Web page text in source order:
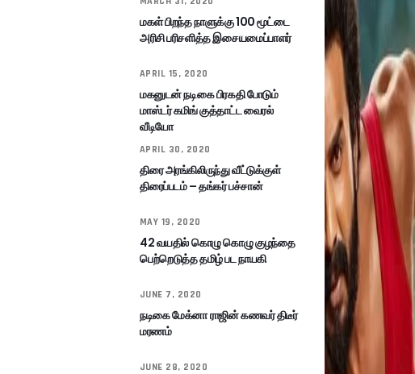
மகள் பிறந்த நாளுக்கு 100 மூட்டை
அரிசி பரிசளித்த இசையமைப்பாளர்
APRIL 15, 2020
மகனுடன் நடிகை பிரகதி போடும்
மாஸ்டர் கமிங் குத்தாட்ட வைரல்
வீடியோ
APRIL 30, 2020
திரை அரங்கிலிருந்து வீட்டுக்குள்
திரைப்படம் – தங்கர் பச்சான்
MAY 19, 2020
42 வயதில் கொழு கொழு குழந்தை
பெற்றெடுத்த தமிழ் பட நாயகி
JUNE 7, 2020
நடிகை மேக்னா ராஜின் கணவர் திடீர்
மரணம்
JUNE 28, 2020